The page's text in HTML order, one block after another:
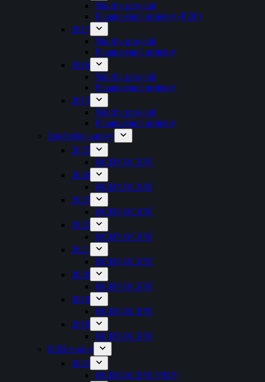
Návrhy projektů
Financované projekty (PDF)
2017
Návrhy projektů
Financované projekty
2016
Návrhy projektů
Financované projekty
2015
Návrhy projektů
Financované projekty
Závěrečné zprávy
2025
HODNOCENÍ
2024
HODNOCENÍ
2023
HODNOCENÍ
2022
HODNOCENÍ
2021
HODNOCENÍ
2020
HODNOCENÍ
2019
HODNOCENÍ
2018
HODNOCENÍ
Dílčí zprávy
2025
HODNOCENÍ (PDF)